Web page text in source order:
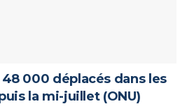
000 déplacés dans les
la mi-juillet (ONU)